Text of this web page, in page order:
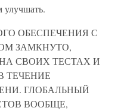
улучшать.
ОБЕСПЕЧЕНИЯ С
ЗАМКНУТО,
СВОИХ ТЕСТАХ И
ТЕЧЕНИЕ
ГЛОБАЛЬНЫЙ
ВООБЩЕ,